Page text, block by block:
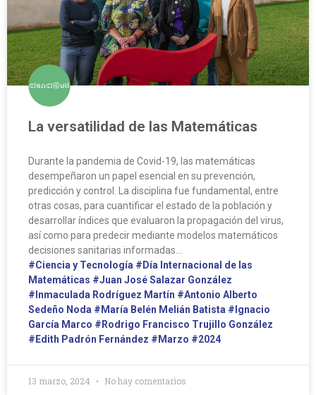
La versatilidad de las Matemáticas
Durante la pandemia de Covid-19, las matemáticas
desempeñaron un papel esencial en su prevención,
predicción y control. La disciplina fue fundamental, entre
otras cosas, para cuantificar el estado de la población y
desarrollar índices que evaluaron la propagación del virus,
así como para predecir mediante modelos matemáticos
decisiones sanitarias informadas…
#Ciencia y Tecnología #Día Internacional de las
Matemáticas #Juan José Salazar González
#Inmaculada Rodríguez Martín #Antonio Alberto
Sedeño Noda #María Belén Melián Batista #Ignacio
García Marco #Rodrigo Francisco Trujillo González
#Edith Padrón Fernández #Marzo #2024
13 marzo, 2024 No hay comentarios